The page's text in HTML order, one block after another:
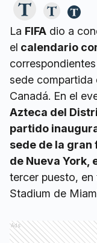
La FIFA dio a
el calendario
sede compartida
Canadá. En el
Azteca del
partido
sede de la gran
de Nueva York,
tercer puesto,
Stadium de
Ads